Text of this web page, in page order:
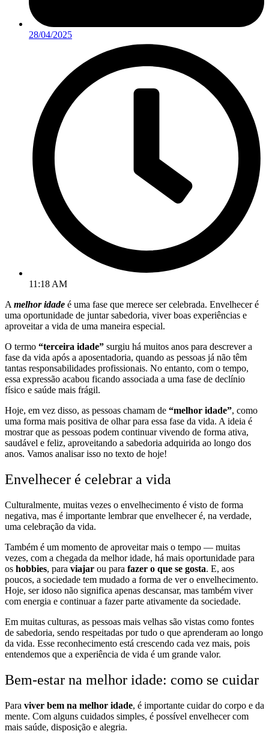
28/04/2025
11:18 AM
A melhor idade é uma fase que merece ser celebrada. Envelhecer é
uma oportunidade de juntar sabedoria, viver boas experiências e
aproveitar a vida de uma maneira especial.
O termo “terceira idade” surgiu há muitos anos para descrever a
fase da vida após a aposentadoria, quando as pessoas já não têm
tantas responsabilidades profissionais. No entanto, com o tempo,
essa expressão acabou ficando associada a uma fase de declínio
físico e saúde mais frágil.
Hoje, em vez disso, as pessoas chamam de “melhor idade”, como
uma forma mais positiva de olhar para essa fase da vida. A ideia é
mostrar que as pessoas podem continuar vivendo de forma ativa,
saudável e feliz, aproveitando a sabedoria adquirida ao longo dos
anos. Vamos analisar isso no texto de hoje!
Envelhecer é celebrar a vida
Culturalmente, muitas vezes o envelhecimento é visto de forma
negativa, mas é importante lembrar que envelhecer é, na verdade,
uma celebração da vida.
Também é um momento de aproveitar mais o tempo — muitas
vezes, com a chegada da melhor idade, há mais oportunidade para
os hobbies, para viajar ou para fazer o que se gosta. E, aos
poucos, a sociedade tem mudado a forma de ver o envelhecimento.
Hoje, ser idoso não significa apenas descansar, mas também viver
com energia e continuar a fazer parte ativamente da sociedade.
Em muitas culturas, as pessoas mais velhas são vistas como fontes
de sabedoria, sendo respeitadas por tudo o que aprenderam ao longo
da vida. Esse reconhecimento está crescendo cada vez mais, pois
entendemos que a experiência de vida é um grande valor.
Bem-estar na melhor idade: como se cuidar
Para viver bem na melhor idade, é importante cuidar do corpo e da
mente. Com alguns cuidados simples, é possível envelhecer com
mais saúde, disposição e alegria.